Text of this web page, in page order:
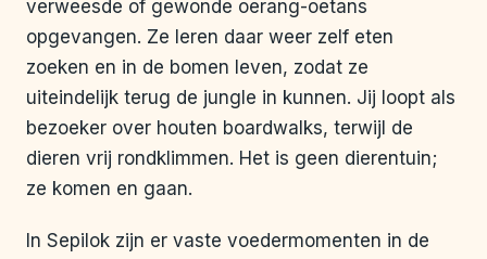
verweesde of gewonde oerang-oetans
opgevangen. Ze leren daar weer zelf eten
zoeken en in de bomen leven, zodat ze
uiteindelijk terug de jungle in kunnen. Jij loopt als
bezoeker over houten boardwalks, terwijl de
dieren vrij rondklimmen. Het is geen dierentuin;
ze komen en gaan.
In Sepilok zijn er vaste voedermomenten in de